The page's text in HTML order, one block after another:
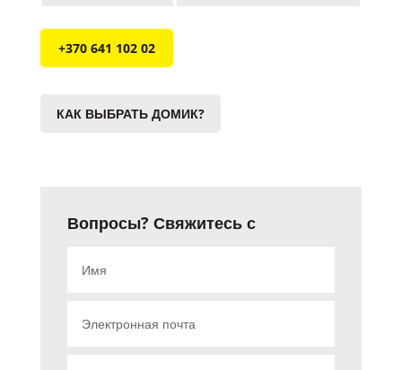
+370 641 102 02
КАК ВЫБРАТЬ ДОМИК?
Вопросы? Свяжитесь с